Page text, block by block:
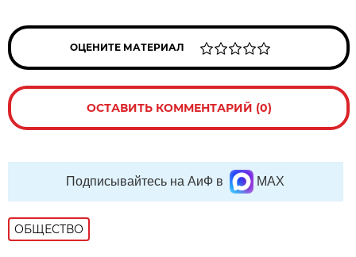
ОЦЕНИТЕ МАТЕРИАЛ
ОСТАВИТЬ КОММЕНТАРИЙ (0)
Подписывайтесь на АиФ в MAX
ОБЩЕСТВО